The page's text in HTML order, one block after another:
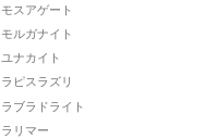
モスアゲート
モルガナイト
ユナカイト
ラピスラズリ
ラブラドライト
ラリマー